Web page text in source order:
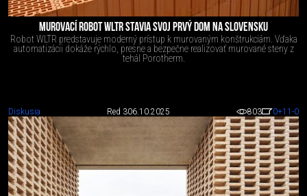
MUROVACÍ ROBOT WLTR STAVIA SVOJ PRVÝ DOM NA SLOVENSKU
Robot WLTR predstavuje moderný prístup k murovaným konštrukciám. Vďaka
automatizácii dokáže rýchlo, presne a bezpečne realizovať murované steny z
tehál Porotherm.
Diskusia Red 306.10.2025 803 0+11 -0